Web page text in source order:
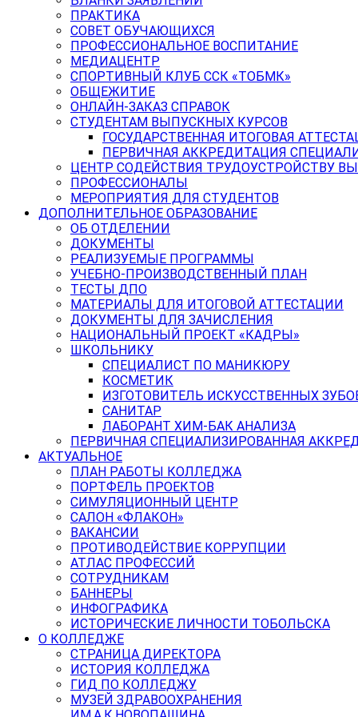
ПРАКТИКА
СОВЕТ ОБУЧАЮЩИХСЯ
ПРОФЕССИОНАЛЬНОЕ ВОСПИТАНИЕ
МЕДИАЦЕНТР
СПОРТИВНЫЙ КЛУБ ССК «ТОБМК»
ОБЩЕЖИТИЕ
ОНЛАЙН-ЗАКАЗ СПРАВОК
СТУДЕНТАМ ВЫПУСКНЫХ КУРСОВ
ГОСУДАРСТВЕННАЯ ИТОГОВАЯ
ПЕРВИЧНАЯ АККРЕДИТАЦИЯ
ЦЕНТР СОДЕЙСТВИЯ ТРУДОУСТРОЙСТВУ
ПРОФЕССИОНАЛЫ
МЕРОПРИЯТИЯ ДЛЯ СТУДЕНТОВ
ДОПОЛНИТЕЛЬНОЕ ОБРАЗОВАНИЕ
ОБ ОТДЕЛЕНИИ
ДОКУМЕНТЫ
РЕАЛИЗУЕМЫЕ ПРОГРАММЫ
УЧЕБНО-ПРОИЗВОДСТВЕННЫЙ ПЛАН
ТЕСТЫ ДПО
МАТЕРИАЛЫ ДЛЯ ИТОГОВОЙ АТТЕСТАЦИИ
ДОКУМЕНТЫ ДЛЯ ЗАЧИСЛЕНИЯ
НАЦИОНАЛЬНЫЙ ПРОЕКТ «КАДРЫ»
ШКОЛЬНИКУ
СПЕЦИАЛИСТ ПО МАНИКЮРУ
КОСМЕТИК
ИЗГОТОВИТЕЛЬ ИСКУССТВЕННЫХ
САНИТАР
ЛАБОРАНТ ХИМ-БАК АНАЛИЗА
ПЕРВИЧНАЯ СПЕЦИАЛИЗИРОВАННАЯ
АКТУАЛЬНОЕ
ПЛАН РАБОТЫ КОЛЛЕДЖА
ПОРТФЕЛЬ ПРОЕКТОВ
СИМУЛЯЦИОННЫЙ ЦЕНТР
САЛОН «ФЛАКОН»
ВАКАНСИИ
ПРОТИВОДЕЙСТВИЕ КОРРУПЦИИ
АТЛАС ПРОФЕССИЙ
СОТРУДНИКАМ
БАННЕРЫ
ИНФОГРАФИКА
ИСТОРИЧЕСКИЕ ЛИЧНОСТИ ТОБОЛЬСКА
О КОЛЛЕДЖЕ
СТРАНИЦА ДИРЕКТОРА
ИСТОРИЯ КОЛЛЕДЖА
ГИД ПО КОЛЛЕДЖУ
МУЗЕЙ ЗДРАВООХРАНЕНИЯ